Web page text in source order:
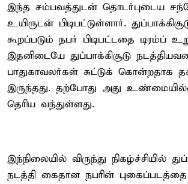
இந்த சம்பவத்துடன் தொடர்புடைய
உயிருடன் பிடிபட்டுள்ளார்.
கூறப்படும் நபர் பிடிபட்டதை டிரம்ப்
இதனிடையே துப்பாக்கிசூடு
பாதுகாவலர்கள் சுட்டுக் கொன்றதாக
இருந்தது. தற்போது அது
தெரிய வந்துள்ளது.
இந்நிலையில் விருந்து நிகழ்ச்சியில்
நடத்தி கைதான நபரின்